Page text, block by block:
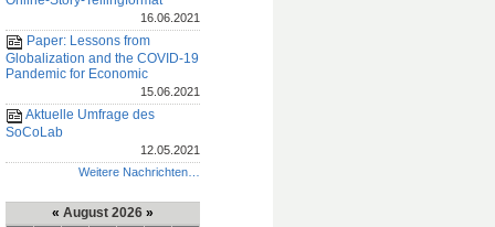
16.06.2021
Paper: Lessons from
Globalization and the COVID-19
Pandemic for Economic
15.06.2021
Aktuelle Umfrage des
SoCoLab
12.05.2021
Weitere Nachrichten…
« August 2026 »